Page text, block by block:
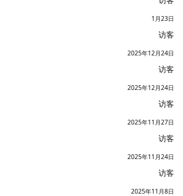
1月23日
访客
2025年12月24日
访客
2025年12月24日
访客
2025年11月27日
访客
2025年11月24日
访客
2025年11月8日